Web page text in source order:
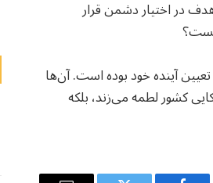
در اختیار دشمن قرار
آینده خود بوده است. آن‌ها
کشور لطمه می‌زند، بلکه